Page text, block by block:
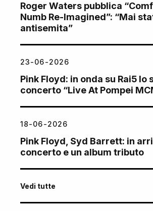
Roger Waters pubblica
Numb Re-Imagined”: “Mai
antisemita”
23-06-2026
Pink Floyd: in onda su Rai5
concerto “Live At Pompei
18-06-2026
Pink Floyd, Syd Barrett: in
concerto e un album tributo
Vedi tutte